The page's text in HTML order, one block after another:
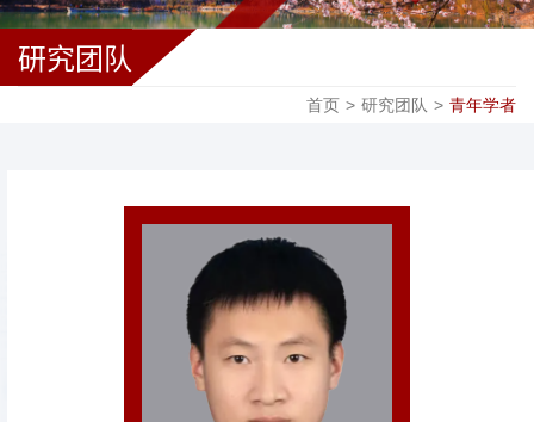
研究团队
首页 > 研究团队 > 青年学者